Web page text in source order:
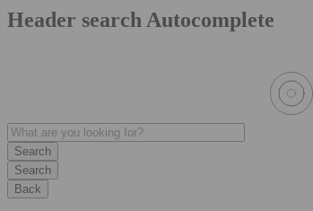
Header search Autocomplete
Search
Back